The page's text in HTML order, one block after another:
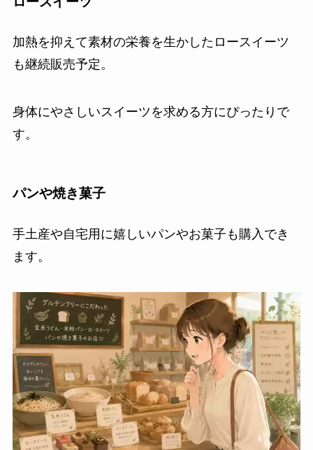
加熱を抑えて素材の栄養を生かしたロースイーツ
も継続販売予定。
身体にやさしいスイーツを求める方にぴったりで
す。
パンや焼き菓子
手土産や自宅用に嬉しいパンやお菓子も購入でき
ます。